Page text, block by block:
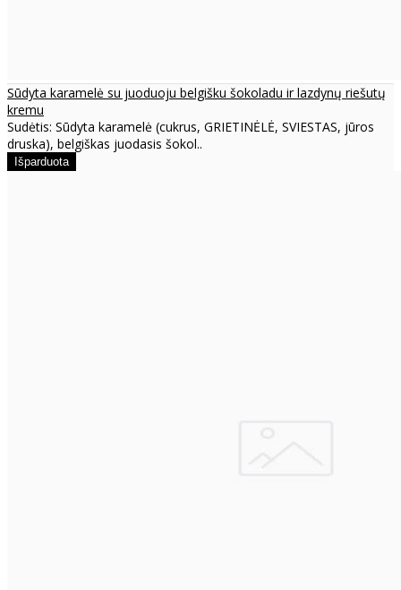
Sūdyta karamelė su juoduoju belgišku šokoladu ir lazdynų riešutų
kremu
Sudėtis: Sūdyta karamelė (cukrus, GRIETINĖLĖ, SVIESTAS, jūros
druska), belgiškas juodasis šokol..